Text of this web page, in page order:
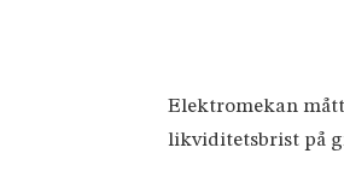
Elektromekan
likviditetsbrist på